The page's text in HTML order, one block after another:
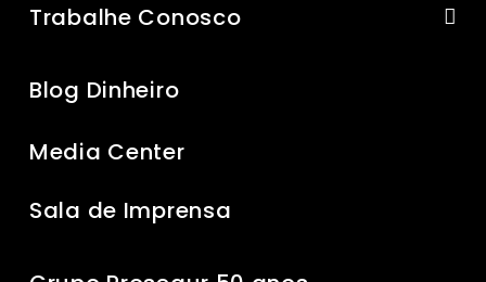
Trabalhe Conosco
Blog Dinheiro
Media Center
Sala de Imprensa